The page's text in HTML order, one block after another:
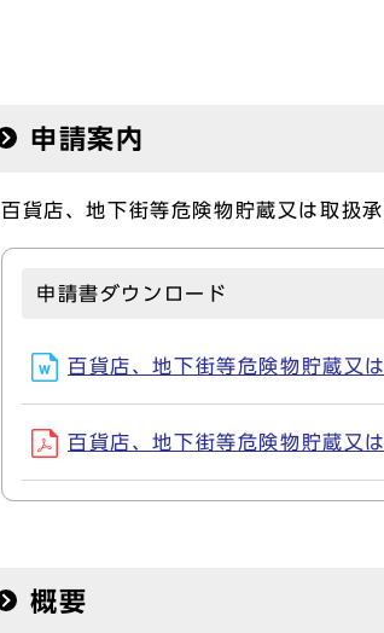
申請案内
百貨店、地下街等危険物貯蔵又は取扱
申請書ダウンロード
百貨店、地下街等危険物貯蔵
百貨店、地下街等危険物貯蔵
概要